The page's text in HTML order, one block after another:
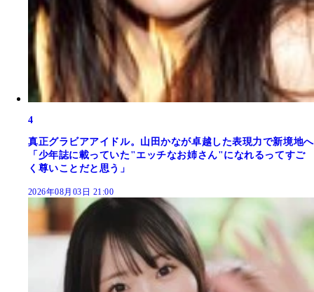
4
真正グラビアアイドル。山田かなが卓越した表現力で新境地へ
「少年誌に載っていた"エッチなお姉さん"になれるってすご
く尊いことだと思う」
2026年08月03日 21:00